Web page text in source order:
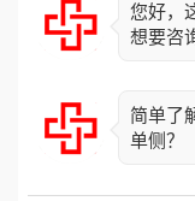
您好，
想要咨
简单了
单侧？